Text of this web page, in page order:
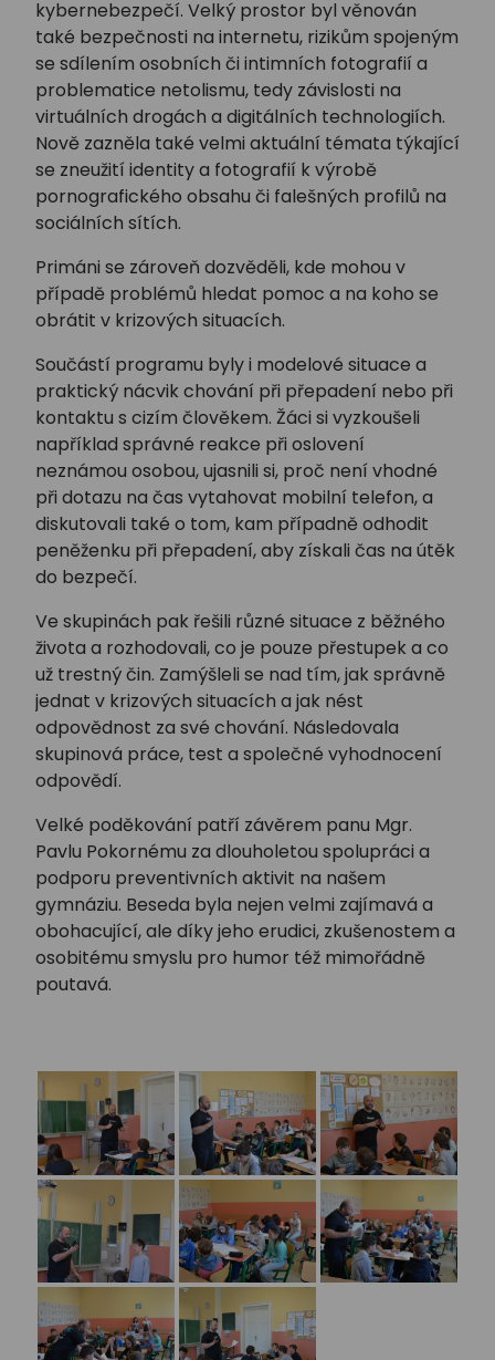
kybernebezpečí. Velký prostor byl věnován
také bezpečnosti na internetu, rizikům spojeným
se sdílením osobních či intimních fotografií a
problematice netolismu, tedy závislosti na
virtuálních drogách a digitálních technologiích.
Nově zazněla také velmi aktuální témata týkající
se zneužití identity a fotografií k výrobě
pornografického obsahu či falešných profilů na
sociálních sítích.
Primáni se zároveň dozvěděli, kde mohou v
případě problémů hledat pomoc a na koho se
obrátit v krizových situacích.
Součástí programu byly i modelové situace a
praktický nácvik chování při přepadení nebo při
kontaktu s cizím člověkem. Žáci si vyzkoušeli
například správné reakce při oslovení
neznámou osobou, ujasnili si, proč není vhodné
při dotazu na čas vytahovat mobilní telefon, a
diskutovali také o tom, kam případně odhodit
peněženku při přepadení, aby získali čas na útěk
do bezpečí.
Ve skupinách pak řešili různé situace z běžného
života a rozhodovali, co je pouze přestupek a co
už trestný čin. Zamýšleli se nad tím, jak správně
jednat v krizových situacích a jak nést
odpovědnost za své chování. Následovala
skupinová práce, test a společné vyhodnocení
odpovědí.
Velké poděkování patří závěrem panu Mgr.
Pavlu Pokornému za dlouholetou spolupráci a
podporu preventivních aktivit na našem
gymnáziu. Beseda byla nejen velmi zajímavá a
obohacující, ale díky jeho erudici, zkušenostem a
osobitému smyslu pro humor též mimořádně
poutavá.